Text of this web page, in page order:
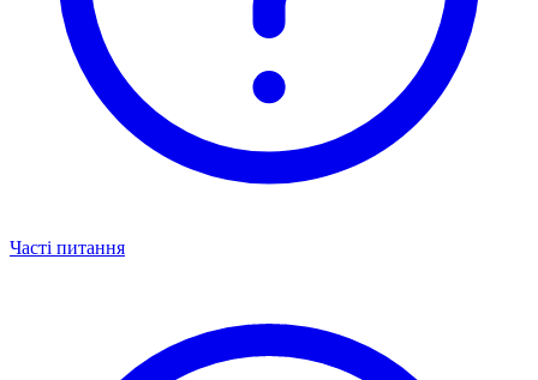
Часті питання